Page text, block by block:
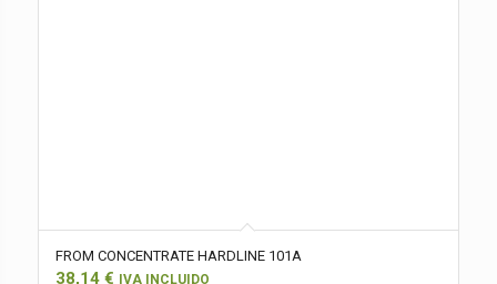
FROM CONCENTRATE HARDLINE 101A
38,14 € IVA INCLUIDO